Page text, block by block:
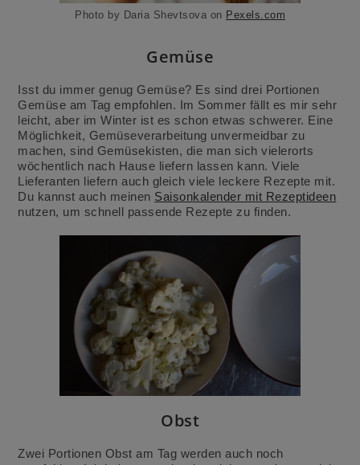
Photo by Daria Shevtsova on Pexels.com
Gemüse
Isst du immer genug Gemüse? Es sind drei Portionen
Gemüse am Tag empfohlen. Im Sommer fällt es mir sehr
leicht, aber im Winter ist es schon etwas schwerer. Eine
Möglichkeit, Gemüseverarbeitung unvermeidbar zu
machen, sind Gemüsekisten, die man sich vielerorts
wöchentlich nach Hause liefern lassen kann. Viele
Lieferanten liefern auch gleich viele leckere Rezepte mit.
Du kannst auch meinen Saisonkalender mit Rezeptideen
nutzen, um schnell passende Rezepte zu finden.
Obst
Zwei Portionen Obst am Tag werden auch noch